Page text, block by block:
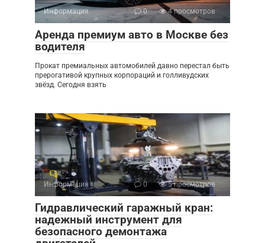
Информация 0 4 просмотров
Аренда премиум авто в Москве без
водителя
Прокат премиальных автомобилей давно перестал быть
прерогативой крупных корпораций и голливудских
звёзд. Сегодня взять
Информация 0 5 просмотров
Гидравлический гаражный кран:
надежный инструмент для
безопасного демонтажа